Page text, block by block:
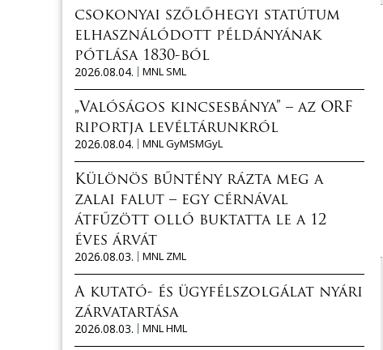
csokonyai szőlőhegyi statútum
elhasználódott példányának
pótlása 1830-ból
2026.08.04.
MNL SML
„Valóságos kincsesbánya” – az ORF
riportja levéltárunkról
2026.08.04.
MNL GyMSMGyL
Különös bűntény rázta meg a
zalai falut – egy cérnával
átfűzött olló buktatta le a 12
éves árvát
2026.08.03.
MNL ZML
A kutató- és ügyfélszolgálat nyári
zárvatartása
2026.08.03.
MNL HML